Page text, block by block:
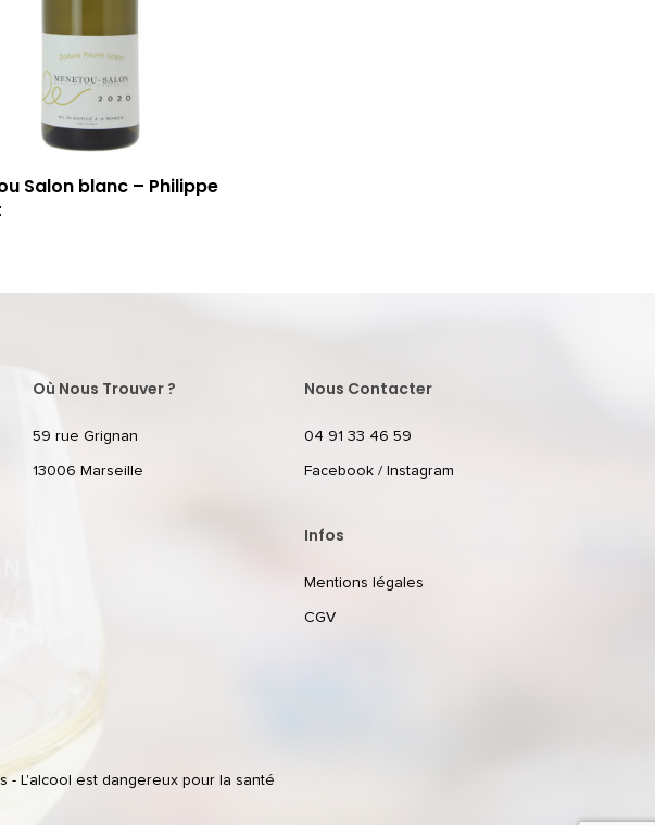
Salon blanc – Philippe
Où Nous Trouver ?
59 rue Grignan
13006 Marseille
Nous Contacter
04 91 33 46 59
Facebook / Instagram
Infos
Mentions légales
CGV
- L'alcool est dangereux pour la santé